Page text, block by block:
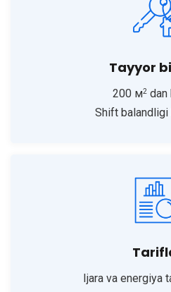
Tayyor
200 м2dan
Shift balandligi
Ijara va energiya